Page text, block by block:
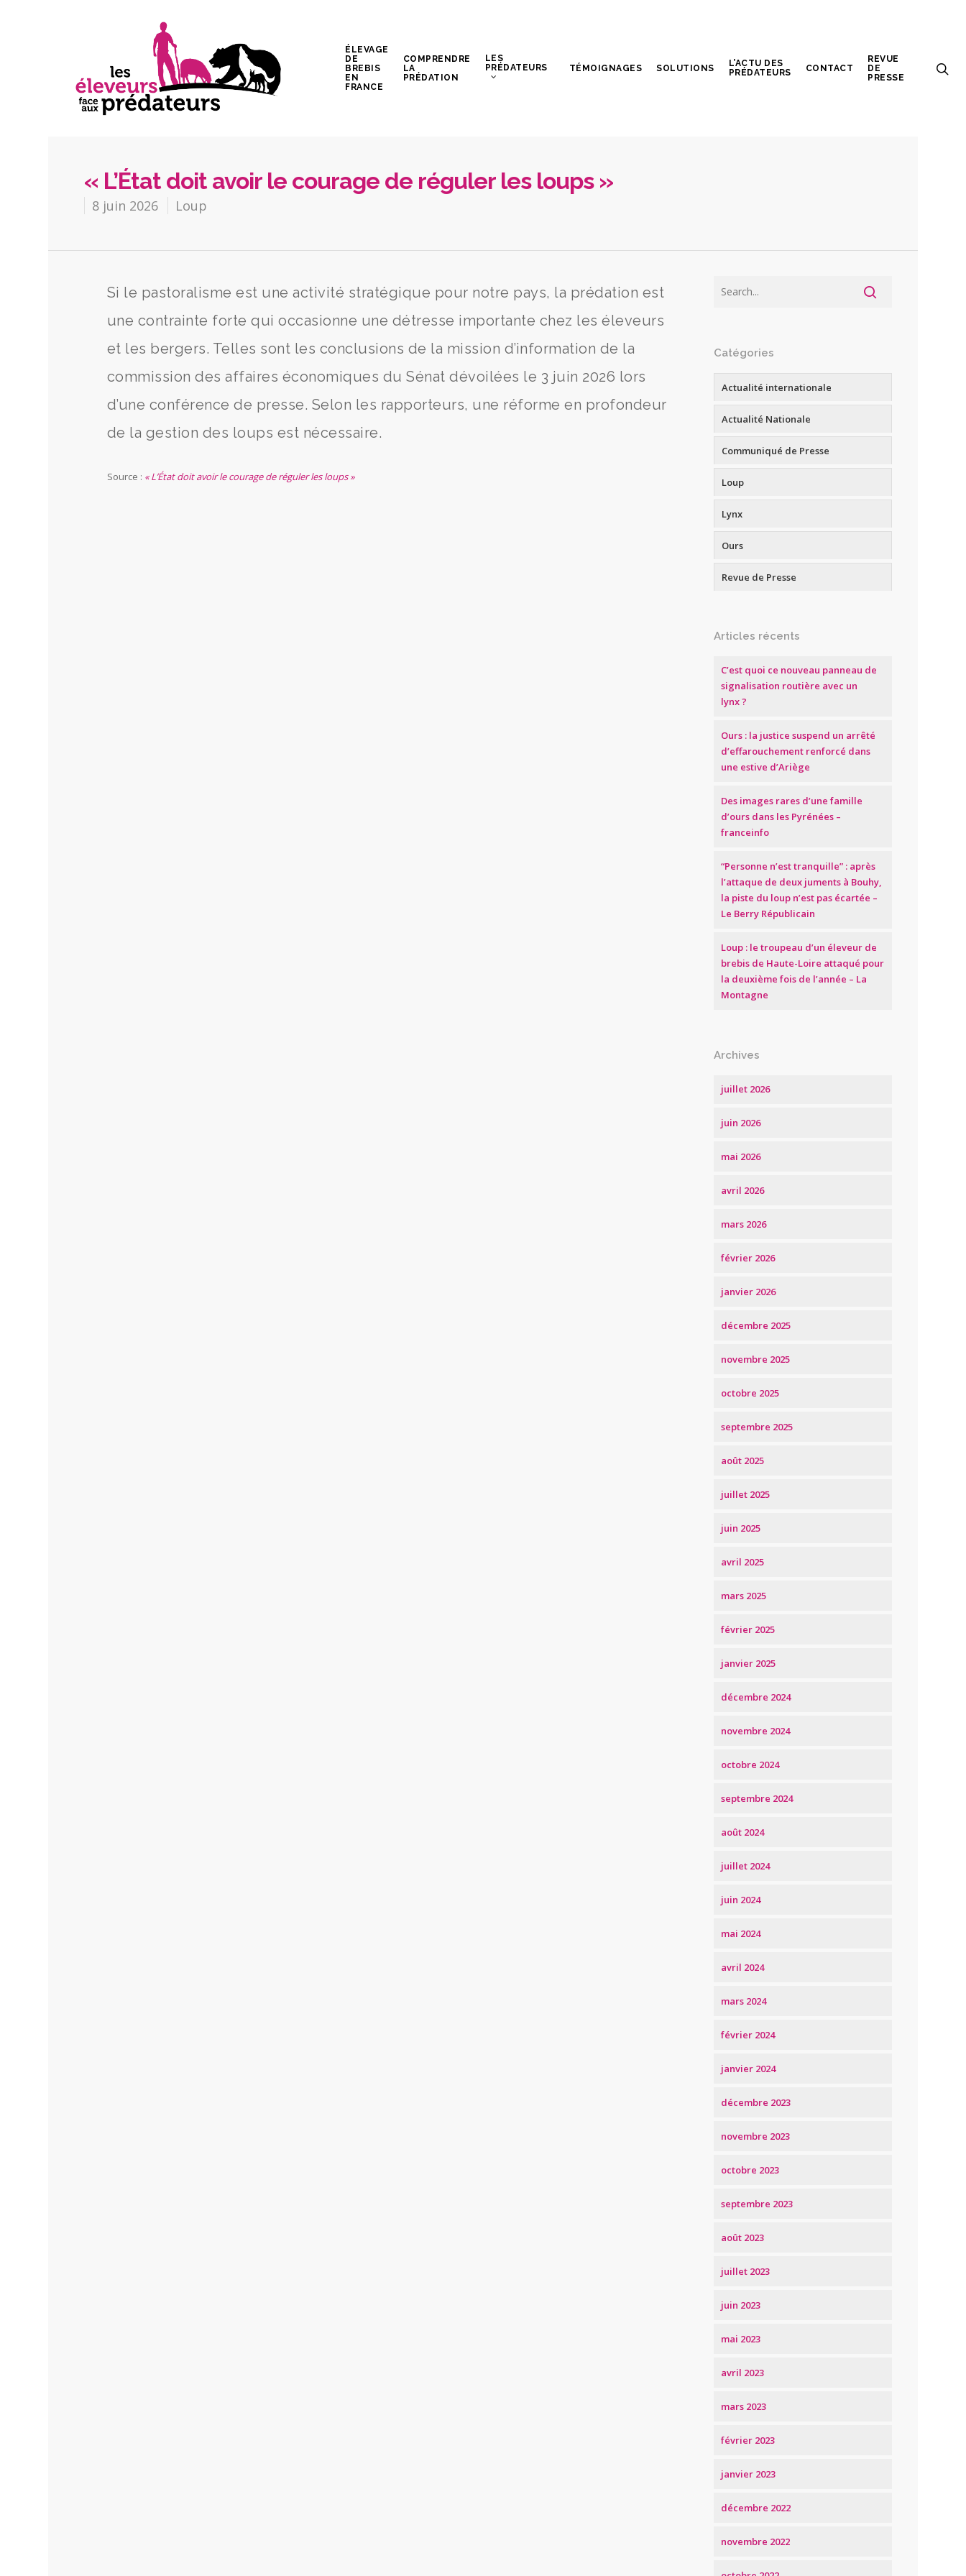
ÉLEVAGE
DE
BREBIS
EN
FRANCE
COMPRENDRE
LA
PRÉDATION
LES
PRÉDATEURS
TÉMOIGNAGES SOLUTIONS
L’ACTU DES
PRÉDATEURS
CONTACT
REVUE
DE
PRESSE
« L’État doit avoir le courage de réguler les loups »
8 juin 2026 Loup
Si le pastoralisme est une activité stratégique pour notre pays, la prédation est
une contrainte forte qui occasionne une détresse importante chez les éleveurs
et les bergers. Telles sont les conclusions de la mission d’information de la
commission des affaires économiques du Sénat dévoilées le 3 juin 2026 lors
d’une conférence de presse. Selon les rapporteurs, une réforme en profondeur
de la gestion des loups est nécessaire.
Source : « L’État doit avoir le courage de réguler les loups »
Catégories
Actualité internationale
Actualité Nationale
Communiqué de Presse
Loup
Lynx
Ours
Revue de Presse
Articles récents
C’est quoi ce nouveau panneau de
signalisation routière avec un
lynx ?
Ours : la justice suspend un arrêté
d’effarouchement renforcé dans
une estive d’Ariège
Des images rares d’une famille
d’ours dans les Pyrénées –
franceinfo
“Personne n’est tranquille” : après
l’attaque de deux juments à Bouhy,
la piste du loup n’est pas écartée –
Le Berry Républicain
Loup : le troupeau d’un éleveur de
brebis de Haute-Loire attaqué pour
la deuxième fois de l’année – La
Montagne
Archives
juillet 2026
juin 2026
mai 2026
avril 2026
mars 2026
février 2026
janvier 2026
décembre 2025
novembre 2025
octobre 2025
septembre 2025
août 2025
juillet 2025
juin 2025
avril 2025
mars 2025
février 2025
janvier 2025
décembre 2024
novembre 2024
octobre 2024
septembre 2024
août 2024
juillet 2024
juin 2024
mai 2024
avril 2024
mars 2024
février 2024
janvier 2024
décembre 2023
novembre 2023
octobre 2023
septembre 2023
août 2023
juillet 2023
juin 2023
mai 2023
avril 2023
mars 2023
février 2023
janvier 2023
décembre 2022
novembre 2022